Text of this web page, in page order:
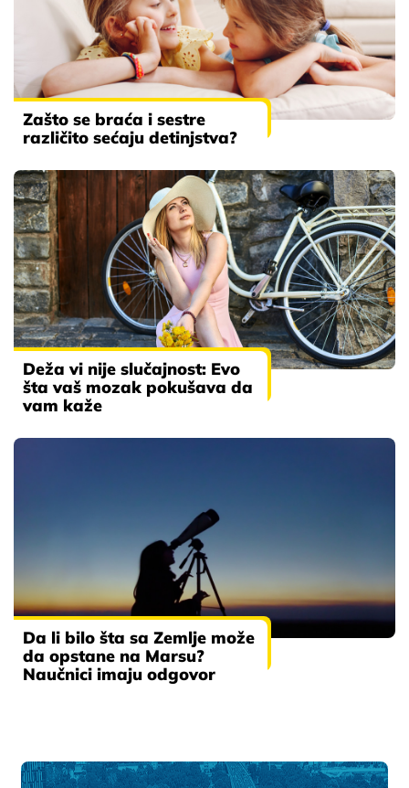
Zašto se braća i sestre
različito sećaju detinjstva?
Deža vi nije slučajnost: Evo
šta vaš mozak pokušava da
vam kaže
Da li bilo šta sa Zemlje može
da opstane na Marsu?
Naučnici imaju odgovor